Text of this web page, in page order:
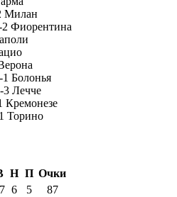
Милан
2 Фиорентина
1 Болонья
3 Лечче
Кремонезе
Торино
Н П Очки
6 5
87